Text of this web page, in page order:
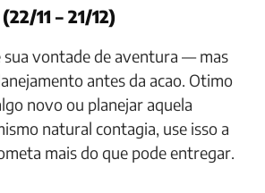
11 – 21/12)
sua vontade de aventura — mas
antes da acao. Otimo
novo ou planejar aquela
natural contagia, use isso a
mais do que pode entregar.